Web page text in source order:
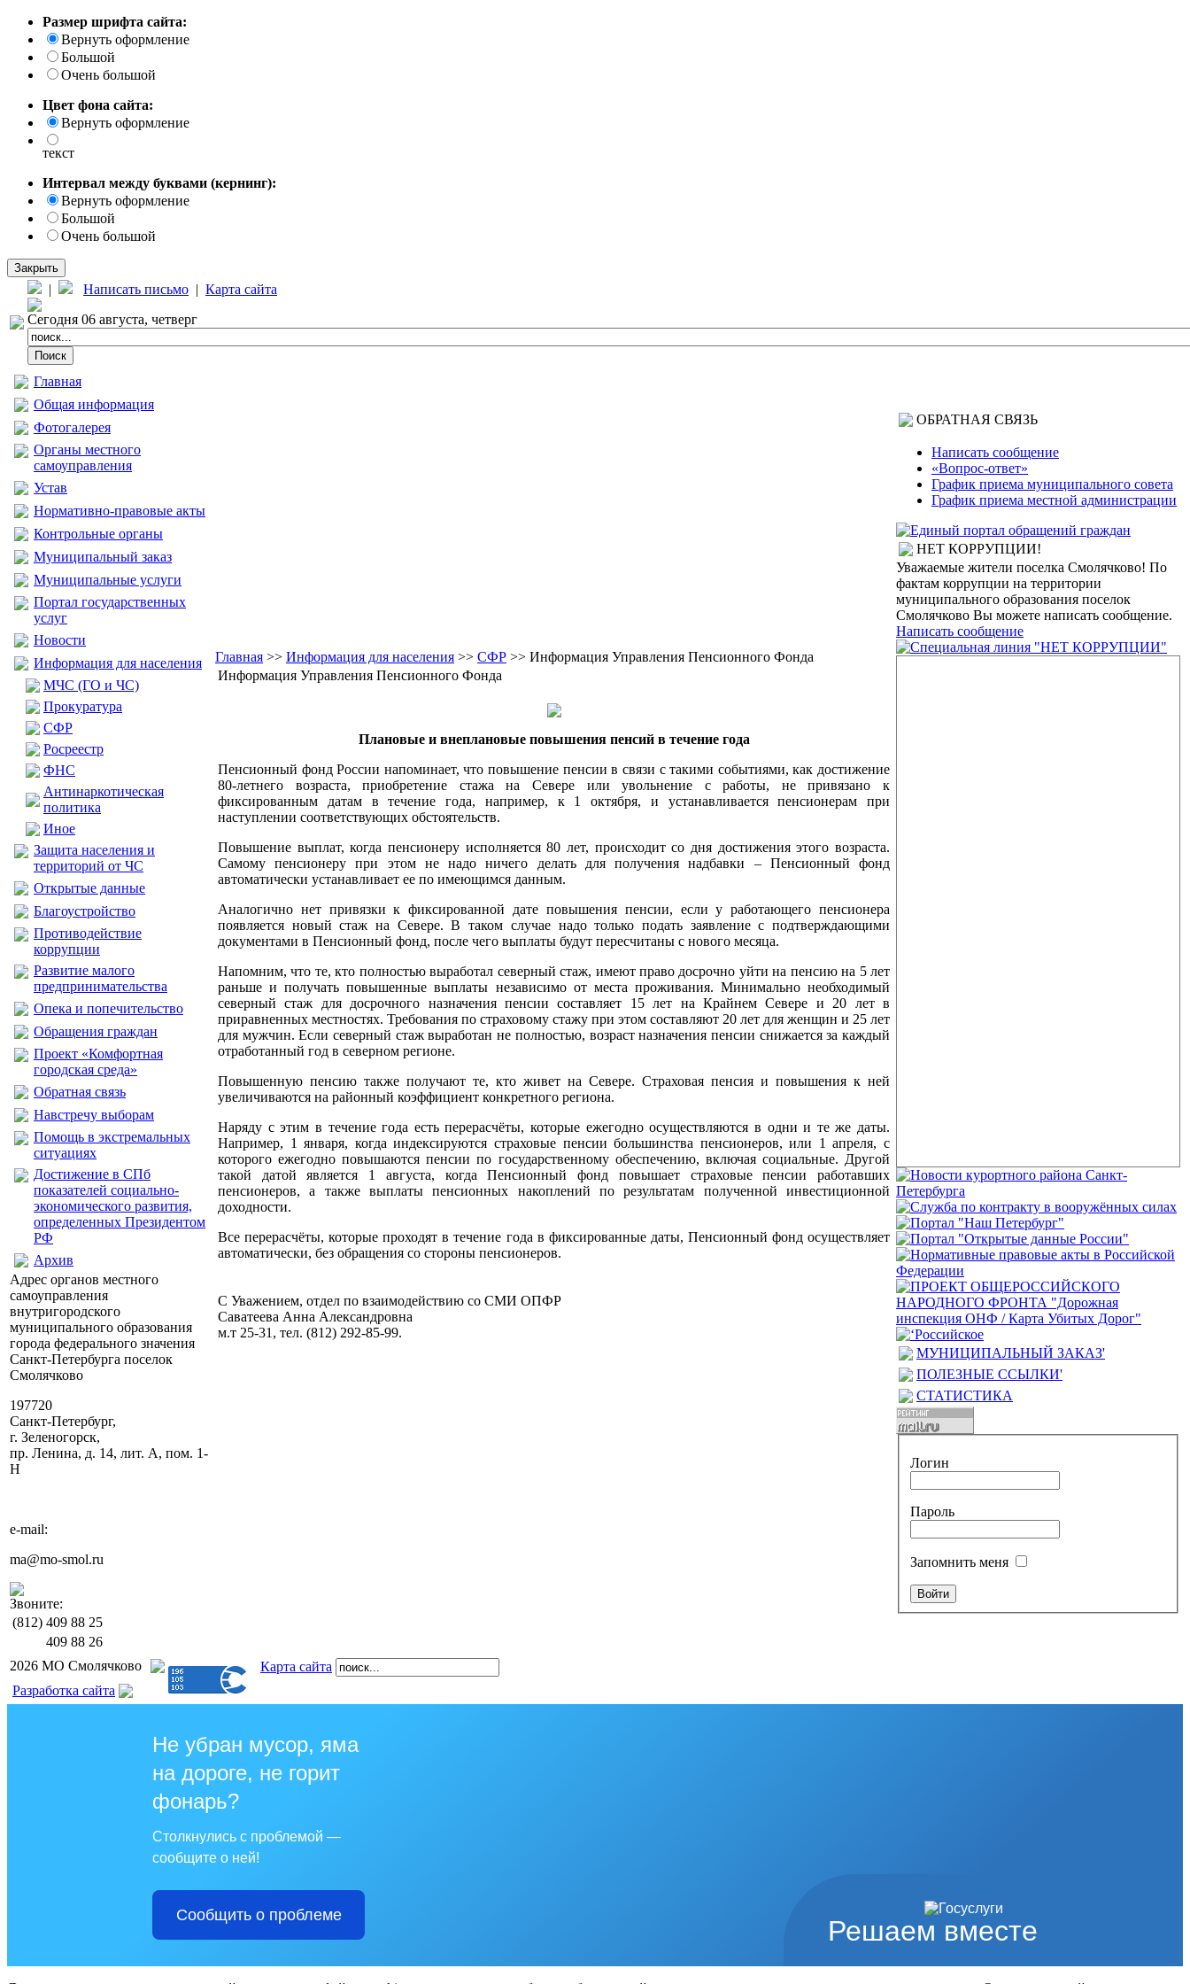
Размер шрифта сайта:
Вернуть оформление
Большой
Очень большой
Цвет фона сайта:
Вернуть оформление
текст
Интервал между буквами (кернинг):
Вернуть оформление
Большой
Очень большой
Закрыть
| Написать письмо | Карта сайта
Сегодня 06 августа, четверг
Главная
Общая информация
Фотогалерея
Органы местного
самоуправления
Устав
Нормативно-правовые акты
Контрольные органы
Муниципальный заказ
Муниципальные услуги
Портал государственных
услуг
Новости
Информация для населения
МЧС (ГО и ЧС)
Прокуратура
CФР
Росреестр
ФНС
Антинаркотическая
политика
Иное
Защита населения и
территорий от ЧС
Открытые данные
Благоустройство
Противодействие
коррупции
Развитие малого
предпринимательства
Опека и попечительство
Обращения граждан
Проект «Комфортная
городская среда»
Обратная связь
Навстречу выборам
Помощь в экстремальных
ситуациях
Достижение в СПб
показателей социально-
экономического развития,
определенных Президентом
РФ
Архив
Адрес органов местного
самоуправления
внутригородского
муниципального образования
города федерального значения
Санкт-Петербурга поселок
Смолячково
197720
Санкт-Петербург,
г. Зеленогорск,
пр. Ленина, д. 14, лит. А, пом. 1-
Н
e-mail:
ma@mo-smol.ru
Звоните:
(812) 409 88 25
409 88 26
Главная >> Информация для населения >> CФР >> Информация Управления Пенсионного Фонда
Информация Управления Пенсионного Фонда
Плановые и внеплановые повышения пенсий в течение года
Пенсионный фонд России напоминает, что повышение пенсии в связи с такими событиями, как достижение
80-летнего возраста, приобретение стажа на Севере или увольнение с работы, не привязано к
фиксированным датам в течение года, например, к 1 октября, и устанавливается пенсионерам при
наступлении соответствующих обстоятельств.
Повышение выплат, когда пенсионеру исполняется 80 лет, происходит со дня достижения этого возраста.
Самому пенсионеру при этом не надо ничего делать для получения надбавки – Пенсионный фонд
автоматически устанавливает ее по имеющимся данным.
Аналогично нет привязки к фиксированной дате повышения пенсии, если у работающего пенсионера
появляется новый стаж на Севере. В таком случае надо только подать заявление с подтверждающими
документами в Пенсионный фонд, после чего выплаты будут пересчитаны с нового месяца.
Напомним, что те, кто полностью выработал северный стаж, имеют право досрочно уйти на пенсию на 5 лет
раньше и получать повышенные выплаты независимо от места проживания. Минимально необходимый
северный стаж для досрочного назначения пенсии составляет 15 лет на Крайнем Севере и 20 лет в
приравненных местностях. Требования по страховому стажу при этом составляют 20 лет для женщин и 25 лет
для мужчин. Если северный стаж выработан не полностью, возраст назначения пенсии снижается за каждый
отработанный год в северном регионе.
Повышенную пенсию также получают те, кто живет на Севере. Страховая пенсия и повышения к ней
увеличиваются на районный коэффициент конкретного региона.
Наряду с этим в течение года есть перерасчёты, которые ежегодно осуществляются в одни и те же даты.
Например, 1 января, когда индексируются страховые пенсии большинства пенсионеров, или 1 апреля, с
которого ежегодно повышаются пенсии по государственному обеспечению, включая социальные. Другой
такой датой является 1 августа, когда Пенсионный фонд повышает страховые пенсии работавших
пенсионеров, а также выплаты пенсионных накоплений по результатам полученной инвестиционной
доходности.
Все перерасчёты, которые проходят в течение года в фиксированные даты, Пенсионный фонд осуществляет
автоматически, без обращения со стороны пенсионеров.
С Уважением, отдел по взаимодействию со СМИ ОПФР
Саватеева Анна Александровна
м.т 25-31, тел. (812) 292-85-99.
ОБРАТНАЯ СВЯЗЬ
Написать сообщение
«Вопрос-ответ»
График приема муниципального совета
График приема местной администрации
НЕТ КОРРУПЦИИ!
Уважаемые жители поселка Смолячково! По
фактам коррупции на территории
муниципального образования поселок
Смолячково Вы можете написать сообщение.
Написать сообщение
МУНИЦИПАЛЬНЫЙ ЗАКАЗ'
ПОЛЕЗНЫЕ ССЫЛКИ'
СТАТИСТИКА
Логин
Пароль
Запомнить меня
2026 МО Смолячково
Карта сайта
Разработка сайта
Решаем вместе
Не убран мусор, яма
на дороге, не горит
фонарь?
Столкнулись с проблемой —
сообщите о ней!
Сообщить о проблеме